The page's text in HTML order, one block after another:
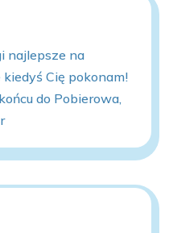
najlepsze na
Cię pokonam!
do Pobierowa,